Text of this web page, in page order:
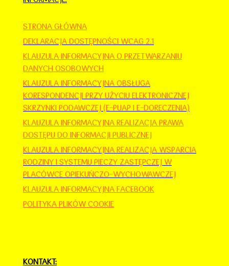
STRONA GŁÓWNA
DEKLARACJA DOSTĘPNOŚCI WCAG 2.1
KLAUZULA INFORMACYJNA O PRZETWARZANIU
DANYCH OSOBOWYCH
KLAUZULA INFORMACYJNA OBSŁUGA
KORESPONDENCJI PRZY UŻYCIU ELEKTRONICZNEJ
SKRZYNKI PODAWCZEJ (E-PUAP I E-DORECZENIA)
KLAUZULA INFORMACYJNA REALIZACJA PRAWA
DOSTĘPU DO INFORMACJI PUBLICZNEJ
KLAUZULA INFORMACYJNA REALIZACJA WSPARCIA
RODZINY I SYSTEMU PIECZY ZASTĘPCZEJ W
PLACÓWCE OPIEKUŃCZO-WYCHOWAWCZEJ
KLAUZULA INFORMACYJNA FACEBOOK
POLITYKA PLIKÓW COOKIE
KONTAKT: